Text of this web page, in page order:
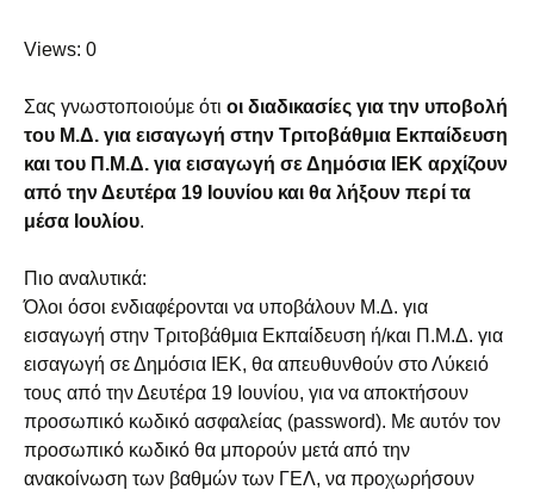
Views: 0
Σας γνωστοποιούμε ότι οι διαδικασίες για την υποβολή
του Μ.Δ. για εισαγωγή στην Τριτοβάθμια Εκπαίδευση
και του Π.Μ.Δ. για εισαγωγή σε Δημόσια ΙΕΚ αρχίζουν
από την Δευτέρα 19 Ιουνίου και θα λήξουν περί τα
μέσα Ιουλίου.
Πιο αναλυτικά:
Όλοι όσοι ενδιαφέρονται να υποβάλουν Μ.Δ. για
εισαγωγή στην Τριτοβάθμια Εκπαίδευση ή/και Π.Μ.Δ. για
εισαγωγή σε Δημόσια ΙΕΚ, θα απευθυνθούν στο Λύκειό
τους από την Δευτέρα 19 Ιουνίου, για να αποκτήσουν
προσωπικό κωδικό ασφαλείας (password). Με αυτόν τον
προσωπικό κωδικό θα μπορούν μετά από την
ανακοίνωση των βαθμών των ΓΕΛ, να προχωρήσουν